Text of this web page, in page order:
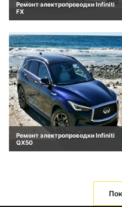
Ремонт электропроводки Infiniti
FX
Ремонт электропроводки Infiniti
QX50